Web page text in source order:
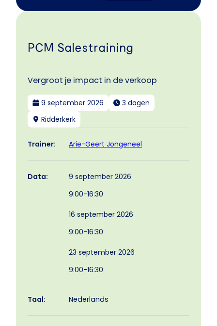
PCM Salestraining
Vergroot je impact in de verkoop
9 september 2026
3 dagen
Ridderkerk
Trainer: Arie-Geert Jongeneel
Data:
9 september 2026
9:00-16:30
16 september 2026
9:00-16:30
23 september 2026
9:00-16:30
Taal: Nederlands